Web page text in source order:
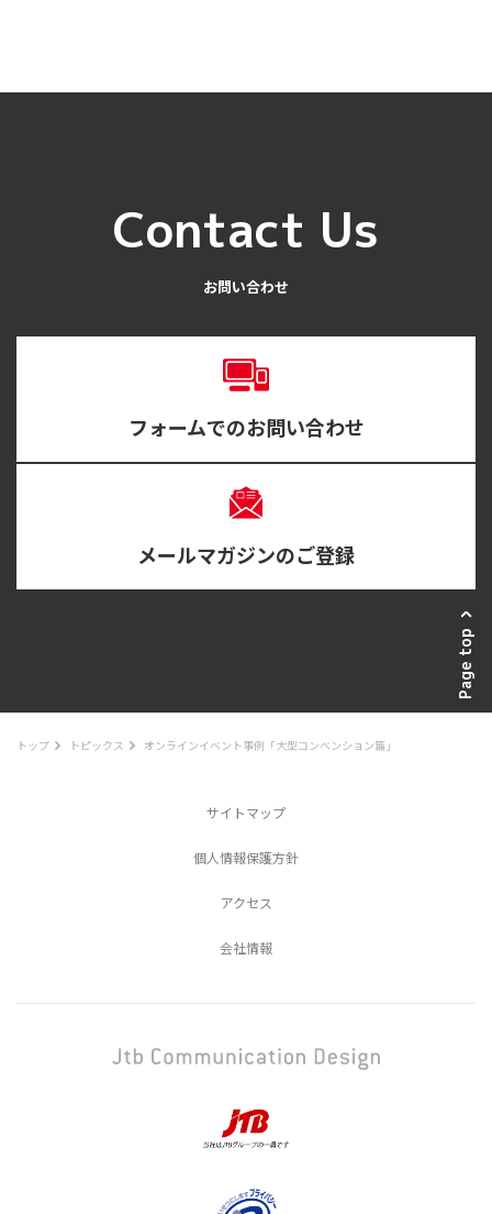
Contact Us
お問い合わせ
フォームでのお問い合わせ
メールマガジンのご登録
トップ トピックス オンラインイベント事例「大型コンベンション篇」
Page top
サイトマップ
個人情報保護方針
アクセス
会社情報